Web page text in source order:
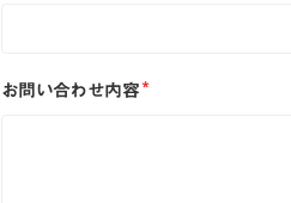
お問い合わせ内容*